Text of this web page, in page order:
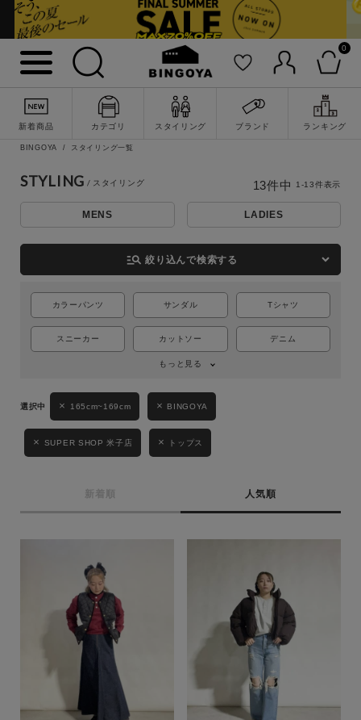
0
新着商品 カテゴリ スタイリング ブランド ランキング
詳細検索
BINGOYA スタイリング一覧
STYLING
MENS LADIES
manage_search 絞り込んで検索する
カラーパンツ サンダル Tシャツ
スニーカー カットソー デニム
もっと見る
165cm~169cm BINGOYA
SUPER SHOP 米子店 トップス
新着順 人気順
13件中 1-13件表示